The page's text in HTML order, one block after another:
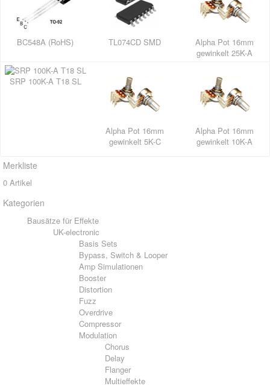
BC548A (RoHS) TL074CD SMD
Alpha Pot 16mm
gewinkelt 25K-A
SRP 100K-A T18 SL
Alpha Pot 16mm
gewinkelt 5K-C
Alpha Pot 16mm
gewinkelt 10K-A
Merkliste
0 Artikel
Kategorien
Bausätze für Effekte
UK-electronic
Basis Sets
Bypass, Switch & Looper
Amp Simulationen
Booster
Distortion
Fuzz
Overdrive
Compressor
Modulation
Chorus
Delay
Flanger
Multieffekte